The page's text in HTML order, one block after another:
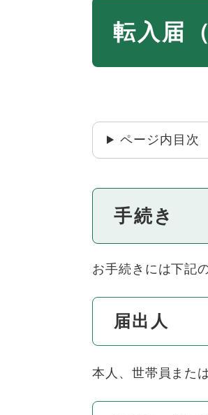
転入届
ページ内目次
手続き
お手続きには下記
届出人
本人、世帯員また